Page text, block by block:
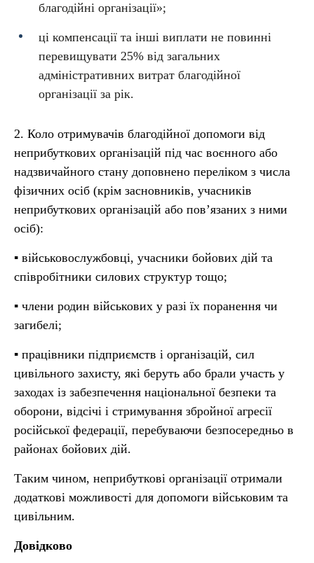
благодійні організації»;
ці компенсації та інші виплати не повинні
перевищувати 25% від загальних
адміністративних витрат благодійної
організації за рік.
2. Коло отримувачів благодійної допомоги від
неприбуткових організацій під час воєнного або
надзвичайного стану доповнено переліком з числа
фізичних осіб (крім засновників, учасників
неприбуткових організацій або пов’язаних з ними
осіб):
▪ військовослужбовці, учасники бойових дій та
співробітники силових структур тощо;
▪ члени родин військових у разі їх поранення чи
загибелі;
▪ працівники підприємств і організацій, сил
цивільного захисту, які беруть або брали участь у
заходах із забезпечення національної безпеки та
оборони, відсічі і стримування збройної агресії
російської федерації, перебуваючи безпосередньо в
районах бойових дій.
Таким чином, неприбуткові організації отримали
додаткові можливості для допомоги військовим та
цивільним.
Довідково